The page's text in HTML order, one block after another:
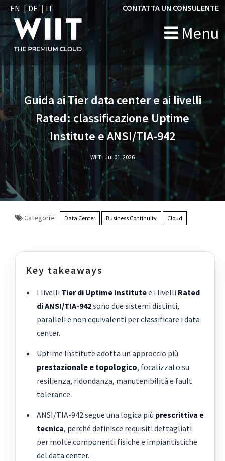
EN DE IT
Menu
CONTATTA UN CONSULENTE
">
Guida ai Tier data center e ai livelli
Rated: classificazione Uptime
Institute e ANSI/TIA-942
WIIT | Jul 01, 2026
Categorie: Data Center Business Continuity Cloud
Key takeaways
I livelli Tier di Uptime Institutee i livelli Rated
di ANSI/TIA-942sono due sistemi distinti,
paralleli e non equivalenti per classificare i data
center.
Uptime Institute adotta un approccio più
prestazionale e topologico, focalizzato su
resilienza, ridondanza, manutenibilità e fault
tolerance.
ANSI/TIA-942 segue una logica più prescrittiva e
tecnica, perché definisce requisiti dettagliati
per molte componenti fisiche e impiantistiche
del data center.